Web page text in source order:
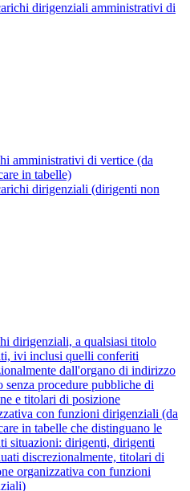
dirigenziali amministrativi di
amministrativi di vertice (da
in tabelle)
dirigenziali (dirigenti non
dirigenziali, a qualsiasi titolo
ivi inclusi quelli conferiti
dall'organo di indirizzo
senza procedure pubbliche di
e titolari di posizione
con funzioni dirigenziali (da
in tabelle che distinguano le
situazioni: dirigenti, dirigenti
discrezionalmente, titolari di
organizzativa con funzioni